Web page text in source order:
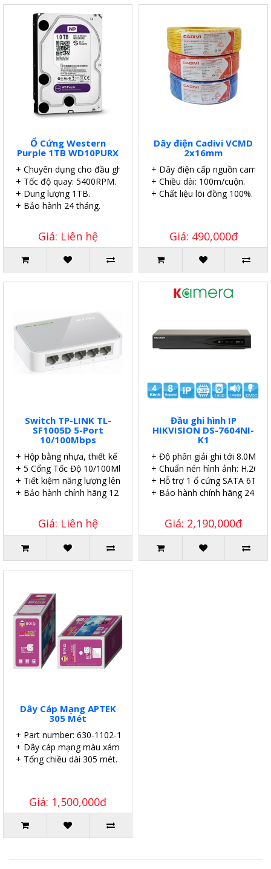
Ổ Cứng Western
Purple 1TB WD10PURX
+ Chuyên dụng cho đầu ghi.
+ Tốc độ quay: 5400RPM.
+ Dung lượng 1TB.
+ Bảo hành 24 tháng.
Giá: Liên hệ
Dây điện Cadivi VCMD
2x16mm
+ Dây điện cấp nguồn camera.
+ Chiều dài: 100m/cuộn.
+ Chất liệu lõi đồng 100%.
Giá: 490,000đ
Switch TP-LINK TL-
SF1005D 5-Port
10/100Mbps
+ Hộp bằng nhựa, thiết kế để bàn.
+ 5 Cổng Tốc Độ 10/100Mbps.
+ Tiết kiệm năng lượng lên đến 60%.
+ Bảo hành chính hãng 12 tháng.
Giá: Liên hệ
Đầu ghi hình IP
HIKVISION DS-7604NI-
K1
+ Độ phân giải ghi tới 8.0MP.
+ Chuẩn nén hình ảnh: H.265.
+ Hỗ trợ 1 ổ cứng SATA 6TB.
+ Bảo hành chính hãng 24
Giá: 2,190,000đ
Dây Cáp Mạng APTEK
305 Mét
+ Part number: 630-1102-1
+ Dây cáp mạng màu xám.
+ Tổng chiều dài 305 mét.
Giá: 1,500,000đ